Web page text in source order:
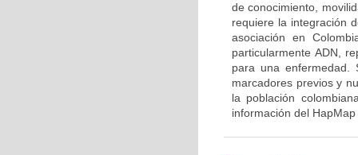
de conocimiento,
requiere la integración
asociación en
particularmente ADN,
para una enfermedad.
marcadores previos y
la población
información del